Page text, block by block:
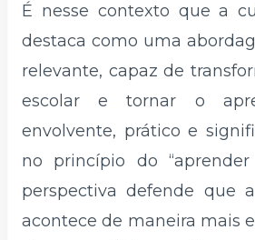
É nesse contexto que a
destaca como uma
relevante, capaz de
escolar e tornar o
envolvente, prático e
no princípio do “aprender
perspectiva defende que
acontece de maneira mais